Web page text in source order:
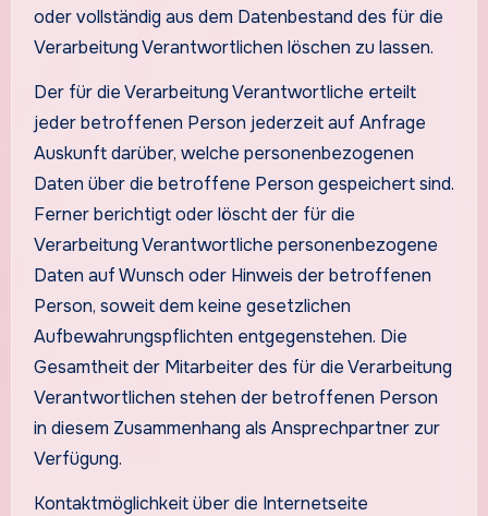
oder vollständig aus dem Datenbestand des für die
Verarbeitung Verantwortlichen löschen zu lassen.
Der für die Verarbeitung Verantwortliche erteilt
jeder betroffenen Person jederzeit auf Anfrage
Auskunft darüber, welche personenbezogenen
Daten über die betroffene Person gespeichert sind.
Ferner berichtigt oder löscht der für die
Verarbeitung Verantwortliche personenbezogene
Daten auf Wunsch oder Hinweis der betroffenen
Person, soweit dem keine gesetzlichen
Aufbewahrungspflichten entgegenstehen. Die
Gesamtheit der Mitarbeiter des für die Verarbeitung
Verantwortlichen stehen der betroffenen Person
in diesem Zusammenhang als Ansprechpartner zur
Verfügung.
Kontaktmöglichkeit über die Internetseite